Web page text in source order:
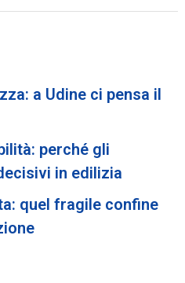
a Udine ci pensa il
perché gli
in edilizia
quel fragile confine